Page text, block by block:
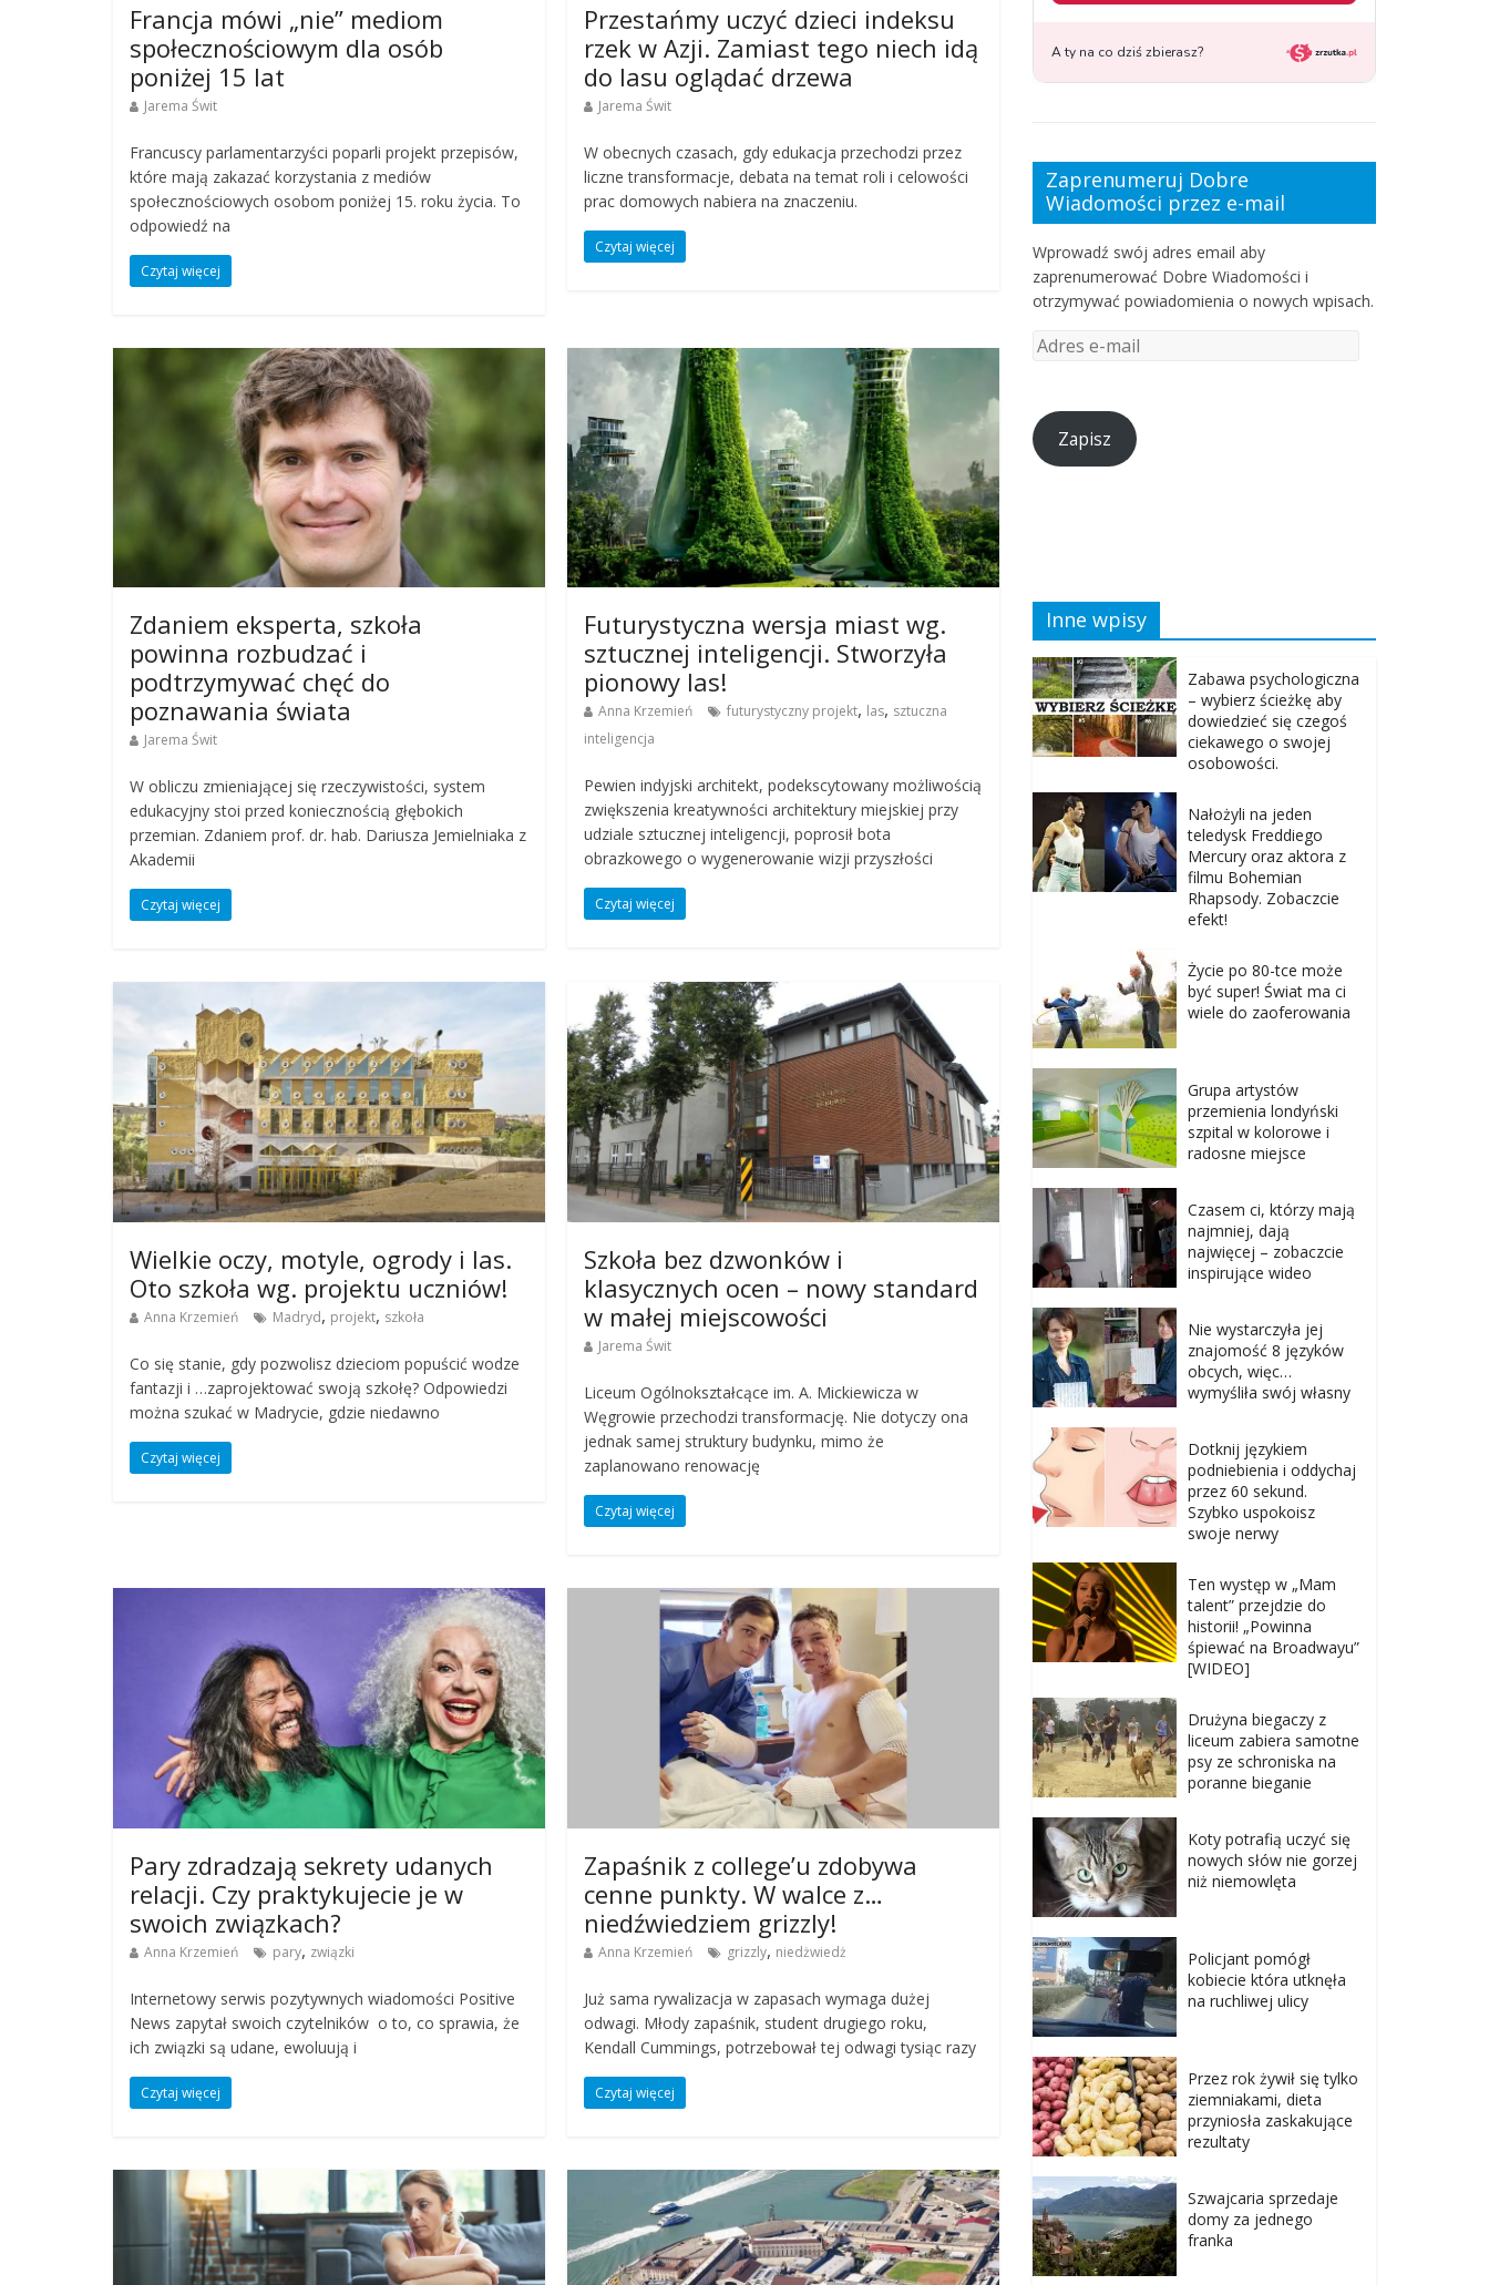
Francja mówi „nie” mediom
społecznościowym dla osób
poniżej 15 lat
Jarema Świt
Francuscy parlamentarzyści poparli projekt przepisów,
które mają zakazać korzystania z mediów
społecznościowych osobom poniżej 15. roku życia. To
odpowiedź na
Czytaj więcej
Przestańmy uczyć dzieci indeksu
rzek w Azji. Zamiast tego niech idą
do lasu oglądać drzewa
Jarema Świt
W obecnych czasach, gdy edukacja przechodzi przez
liczne transformacje, debata na temat roli i celowości
prac domowych nabiera na znaczeniu.
Czytaj więcej
Zdaniem eksperta, szkoła
powinna rozbudzać i
podtrzymywać chęć do
poznawania świata
Jarema Świt
W obliczu zmieniającej się rzeczywistości, system
edukacyjny stoi przed koniecznością głębokich
przemian. Zdaniem prof. dr. hab. Dariusza Jemielniaka z
Akademii
Czytaj więcej
Futurystyczna wersja miast wg.
sztucznej inteligencji. Stworzyła
pionowy las!
Anna Krzemień futurystyczny projekt, las, sztuczna
inteligencja
Pewien indyjski architekt, podekscytowany możliwością
zwiększenia kreatywności architektury miejskiej przy
udziale sztucznej inteligencji, poprosił bota
obrazkowego o wygenerowanie wizji przyszłości
Czytaj więcej
Wielkie oczy, motyle, ogrody i las.
Oto szkoła wg. projektu uczniów!
Anna Krzemień Madryd, projekt, szkoła
Co się stanie, gdy pozwolisz dzieciom popuścić wodze
fantazji i …zaprojektować swoją szkołę? Odpowiedzi
można szukać w Madrycie, gdzie niedawno
Czytaj więcej
Szkoła bez dzwonków i
klasycznych ocen – nowy standard
w małej miejscowości
Jarema Świt
Liceum Ogólnokształcące im. A. Mickiewicza w
Węgrowie przechodzi transformację. Nie dotyczy ona
jednak samej struktury budynku, mimo że
zaplanowano renowację
Czytaj więcej
Pary zdradzają sekrety udanych
relacji. Czy praktykujecie je w
swoich związkach?
Anna Krzemień pary, związki
Internetowy serwis pozytywnych wiadomości Positive
News zapytał swoich czytelników o to, co sprawia, że
ich związki są udane, ewoluują i
Czytaj więcej
Zapaśnik z college’u zdobywa
cenne punkty. W walce z…
niedźwiedziem grizzly!
Anna Krzemień grizzly, niedżwiedż
Już sama rywalizacja w zapasach wymaga dużej
odwagi. Młody zapaśnik, student drugiego roku,
Kendall Cummings, potrzebował tej odwagi tysiąc razy
Czytaj więcej
Zaprenumeruj Dobre
Wiadomości przez e-mail
Wprowadź swój adres email aby
zaprenumerować Dobre Wiadomości i
otrzymywać powiadomienia o nowych wpisach.
Zapisz
Inne wpisy
Zabawa psychologiczna
– wybierz ścieżkę aby
dowiedzieć się czegoś
ciekawego o swojej
osobowości.
Nałożyli na jeden
teledysk Freddiego
Mercury oraz aktora z
filmu Bohemian
Rhapsody. Zobaczcie
efekt!
Życie po 80-tce może
być super! Świat ma ci
wiele do zaoferowania
Grupa artystów
przemienia londyński
szpital w kolorowe i
radosne miejsce
Czasem ci, którzy mają
najmniej, dają
najwięcej – zobaczcie
inspirujące wideo
Nie wystarczyła jej
znajomość 8 języków
obcych, więc…
wymyśliła swój własny
Dotknij językiem
podniebienia i oddychaj
przez 60 sekund.
Szybko uspokoisz
swoje nerwy
Ten występ w „Mam
talent” przejdzie do
historii! „Powinna
śpiewać na Broadwayu”
[WIDEO]
Drużyna biegaczy z
liceum zabiera samotne
psy ze schroniska na
poranne bieganie
Koty potrafią uczyć się
nowych słów nie gorzej
niż niemowlęta
Policjant pomógł
kobiecie która utknęła
na ruchliwej ulicy
Przez rok żywił się tylko
ziemniakami, dieta
przyniosła zaskakujące
rezultaty
Szwajcaria sprzedaje
domy za jednego
franka